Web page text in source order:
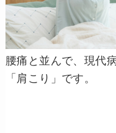
腰痛と並んで、現代
「肩こり」です。